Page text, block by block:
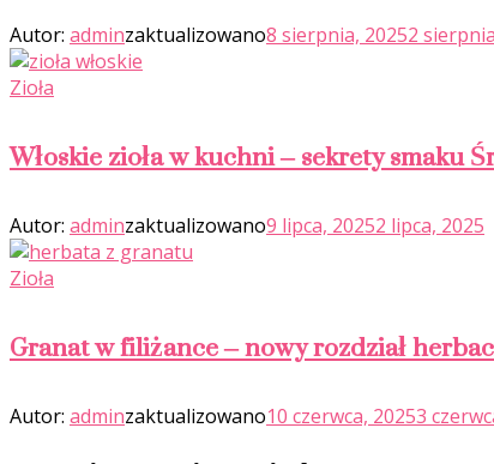
Autor: adminzaktualizowano8 sierpnia, 20252
Zioła
Włoskie zioła w kuchni – sekrety smaku
Autor: adminzaktualizowano9 lipca, 20252 lipca, 2025
Zioła
Granat w filiżance – nowy rozdział
Autor: adminzaktualizowano10 czerwca, 20253